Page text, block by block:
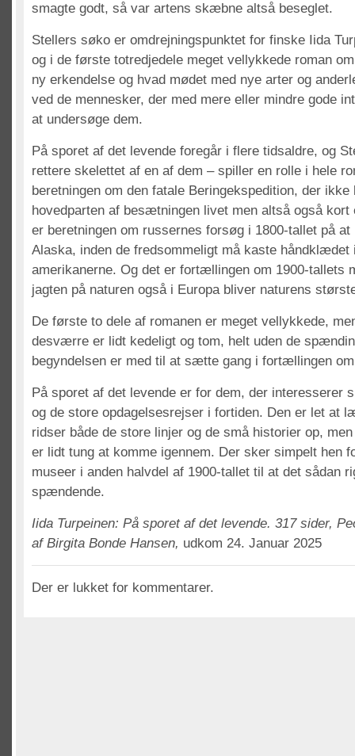
smagte godt, så var artens skæbne altså beseglet.
Stellers søko er omdrejningspunktet for finske Iida
og i de første totredjedele meget vellykkede roman
ny erkendelse og hvad mødet med nye arter og
ved de mennesker, der med mere eller mindre gode
at undersøge dem.
På sporet af det levende foregår i flere tidsaldre, og
rettere skelettet af en af dem – spiller en rolle i hele
beretningen om den fatale Beringekspedition, der ikke
hovedparten af besætningen livet men altså også kort
er beretningen om russernes forsøg i 1800-tallet på
Alaska, inden de fredsommeligt må kaste
amerikanerne. Og det er fortællingen om 1900-tallets
jagten på naturen også i Europa bliver naturens
De første to dele af romanen er meget vellykkede,
desværre er lidt kedeligt og tom, helt uden de
begyndelsen er med til at sætte gang i fortællingen
På sporet af det levende er for dem, der interesserer
og de store opdagelsesrejser i fortiden. Den er let at
ridser både de store linjer og de små historier op,
er lidt tung at komme igennem. Der sker simpelt hen
museer i anden halvdel af 1900-tallet til at det sådan
spændende.
Iida Turpeinen: På sporet af det levende. 317 sider,
af Birgita Bonde Hansen, udkom 24. Januar 2025
Der er lukket for kommentarer.